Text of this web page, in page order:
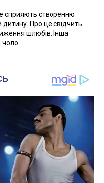
сприяють створенню
дитину. Про це свідчить
шлюбів. Інша
чоло...